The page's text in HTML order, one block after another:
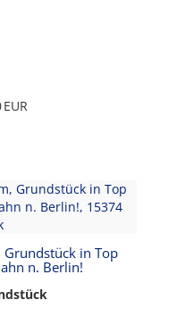
in Top
n. Berlin!